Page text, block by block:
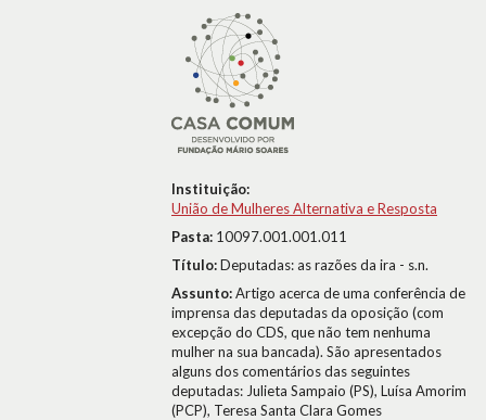
Instituição:
União de Mulheres Alternativa e Resposta
Pasta: 10097.001.001.011
Título:Deputadas: as razões da ira - s.n.
Assunto:Artigo acerca de uma conferência de
imprensa das deputadas da oposição (com
excepção do CDS, que não tem nenhuma
mulher na sua bancada). São apresentados
alguns dos comentários das seguintes
deputadas: Julieta Sampaio (PS), Luísa Amorim
(PCP), Teresa Santa Clara Gomes